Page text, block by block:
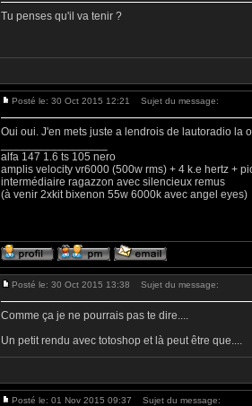
Tu penses qu'il va tenir ?
Posté le: 30 Oct 2015 12:21 Sujet du message:
Oui oui. J'en mets juste a lendrois de lautoradio la
alfa 147 1.6 ts 105 nero
amplis velocity vr6000 (500w rms) + 4 k.e hertz +
intermédiaire ragazzon avec silencieux remus
(à venir 2xkit bixenon 55w 6000k avec angel eyes)
Posté le: 30 Oct 2015 13:38 Sujet du message:
Comme ça je ne pourrais pas te dire....
Un petit rendu avec totoshop et là peut être que....
Posté le: 01 Nov 2015 09:37 Sujet du message: